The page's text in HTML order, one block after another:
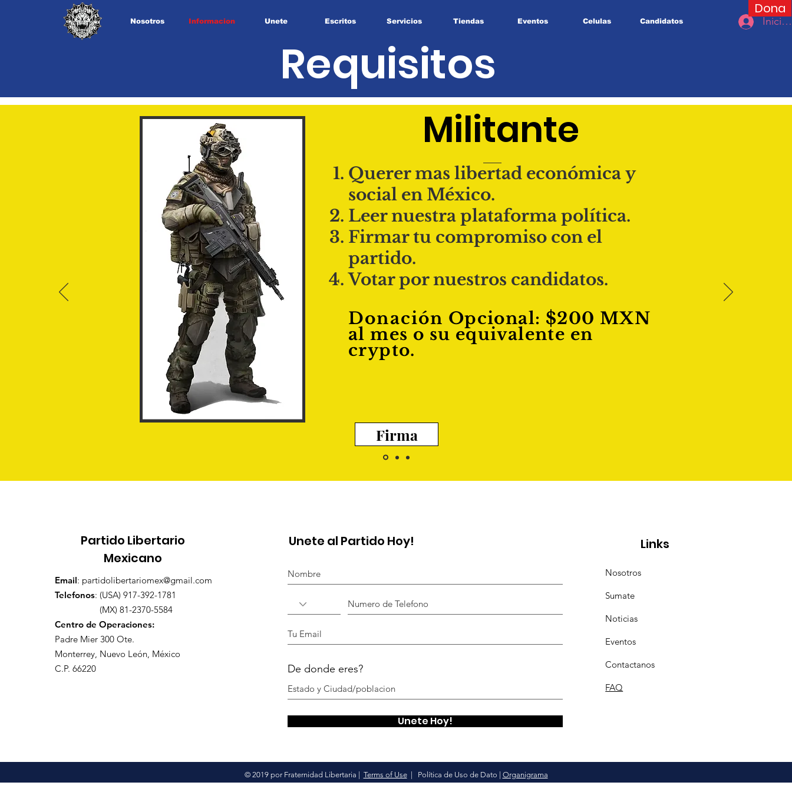
Dona
Nosotros Informacion Unete Escritos Servicios Tiendas Eventos Celulas Candidatos
Requisitos
Militante
Querer mas libertad económica y
social en México.
Leer nuestra plataforma política.
Firmar tu compromiso con el
partido.
Votar por nuestros candidatos.
Donación Opcional: $200 MXN
al mes o su equivalente en
crypto.
Firma
Partido Libertario
Mexicano
Email: partidolibertariomex@gmail.com
Telefonos: (USA) 917-392-1781
(MX) 81-2370-5584
Centro de Operaciones:
Padre Mier 300 Ote.
Monterrey, Nuevo León, México
C.P. 66220
Unete al Partido Hoy!
De donde eres?
Unete Hoy!
Links
Nosotros
Sumate
Noticias
Eventos
Contactanos
FAQ
© 2019 por Fraternidad Libertaria | Terms of Use| Política de Uso de Dato Organigrama